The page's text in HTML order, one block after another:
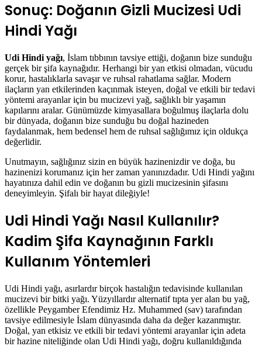
Sonuç: Doğanın Gizli Mucizesi Udi
Hindi Yağı
Udi Hindi yağı, İslam tıbbının tavsiye ettiği, doğanın bize sunduğu
gerçek bir şifa kaynağıdır. Herhangi bir yan etkisi olmadan, vücudu
korur, hastalıklarla savaşır ve ruhsal rahatlama sağlar. Modern
ilaçların yan etkilerinden kaçınmak isteyen, doğal ve etkili bir tedavi
yöntemi arayanlar için bu mucizevi yağ, sağlıklı bir yaşamın
kapılarını aralar. Günümüzde kimyasallara boğulmuş ilaçlarla dolu
bir dünyada, doğanın bize sunduğu bu doğal hazineden
faydalanmak, hem bedensel hem de ruhsal sağlığımız için oldukça
değerlidir.
Unutmayın, sağlığınız sizin en büyük hazinenizdir ve doğa, bu
hazinenizi korumanız için her zaman yanınızdadır. Udi Hindi yağını
hayatınıza dahil edin ve doğanın bu gizli mucizesinin şifasını
deneyimleyin. Şifalı bir hayat dileğiyle!
Udi Hindi Yağı Nasıl Kullanılır?
Kadim Şifa Kaynağının Farklı
Kullanım Yöntemleri
Udi Hindi yağı, asırlardır birçok hastalığın tedavisinde kullanılan
mucizevi bir bitki yağı. Yüzyıllardır alternatif tıpta yer alan bu yağ,
özellikle Peygamber Efendimiz Hz. Muhammed (sav) tarafından
tavsiye edilmesiyle İslam dünyasında daha da değer kazanmıştır.
Doğal, yan etkisiz ve etkili bir tedavi yöntemi arayanlar için adeta
bir hazine niteliğinde olan Udi Hindi yağı, doğru kullanıldığında